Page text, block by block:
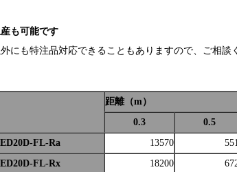
も可能です
にも特注品対応できることもありますので、ご相談
距離（m）
0.3
0.5
FL-Ra
13570
FL-Rx
18200